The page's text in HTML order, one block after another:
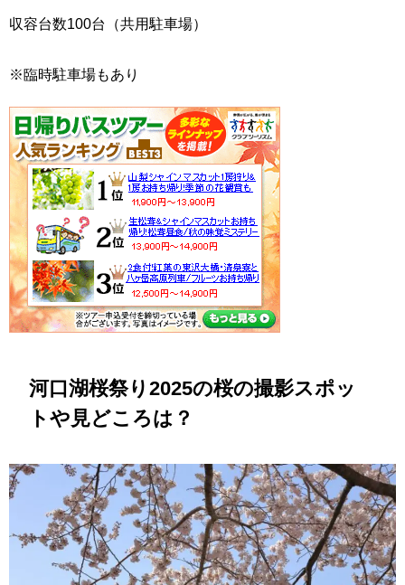
収容台数100台（共用駐車場）
※臨時駐車場もあり
河口湖桜祭り2025の桜の撮影スポッ
トや見どころは？